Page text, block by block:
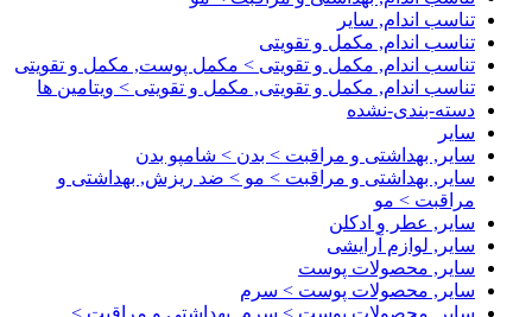
تناسب اندام, سایر
تناسب اندام, مکمل و تقویتی
تناسب اندام, مکمل و تقویتی > مکمل پوست, مکمل و تقویتی
تناسب اندام, مکمل و تقویتی, مکمل و تقویتی > ویتامین ها
دسته-بندی-نشده
سایر
سایر, بهداشتی و مراقبت > بدن > شامپو بدن
سایر, بهداشتی و مراقبت > مو > ضد ریزش, بهداشتی و
مراقبت > مو
سایر, عطر و ادکلن
سایر, لوازم آرایشی
سایر, محصولات پوست
سایر, محصولات پوست > سرم